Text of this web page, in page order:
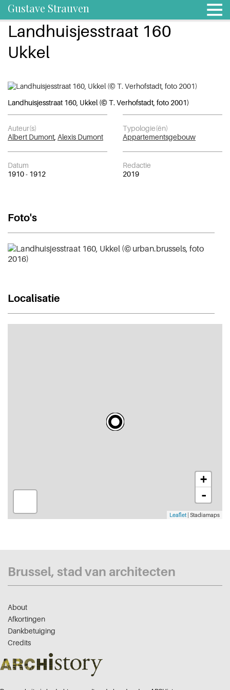
Gustave Strauven
Landhuisjesstraat 160
Ukkel
Landhuisjesstraat 160, Ukkel (© T. Verhofstadt, foto 2001)
Auteur(s)
Albert Dumont Alexis Dumont
Typologie(ën)
Appartementsgebouw
Datum
1910 - 1912
Redactie
2019
Foto's
Localisatie
+
-
Leaflet | Stadiamaps
Brussel, stad van architecten
About
Afkortingen
Dankbetuiging
Credits